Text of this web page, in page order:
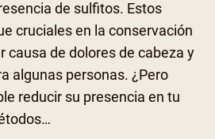
de sulfitos. Estos
cruciales en la conservación
causa de dolores de cabeza y
algunas personas. ¿Pero
reducir su presencia en tu